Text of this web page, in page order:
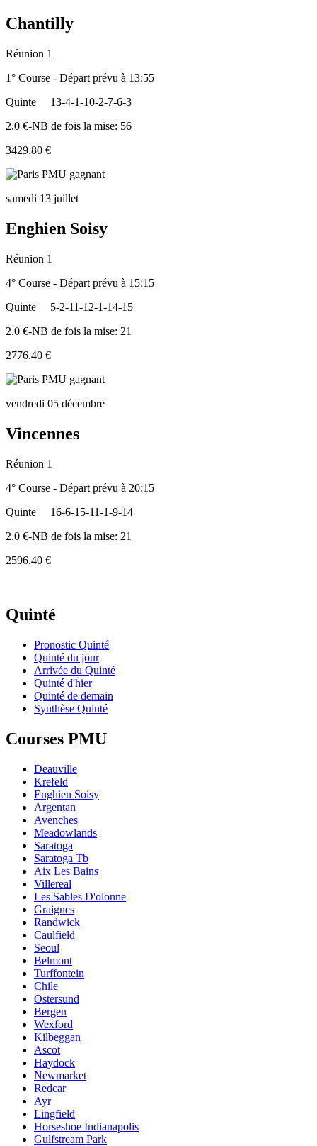
Chantilly
Réunion 1
1° Course - Départ prévu à 13:55
Quinte
13-4-1-10-2-7-6-3
2.0 €-NB de fois la mise: 56
3429.80 €
samedi 13 juillet
Enghien Soisy
Réunion 1
4° Course - Départ prévu à 15:15
Quinte
5-2-11-12-1-14-15
2.0 €-NB de fois la mise: 21
2776.40 €
vendredi 05 décembre
Vincennes
Réunion 1
4° Course - Départ prévu à 20:15
Quinte
16-6-15-11-1-9-14
2.0 €-NB de fois la mise: 21
2596.40 €
Quinté
Pronostic Quinté
Quinté du jour
Arrivée du Quinté
Quinté d'hier
Quinté de demain
Synthèse Quinté
Courses PMU
Deauville
Krefeld
Enghien Soisy
Argentan
Avenches
Meadowlands
Saratoga
Saratoga Tb
Aix Les Bains
Villereal
Les Sables D'olonne
Graignes
Randwick
Caulfield
Seoul
Belmont
Turffontein
Chile
Ostersund
Bergen
Wexford
Kilbeggan
Ascot
Haydock
Newmarket
Redcar
Ayr
Lingfield
Horseshoe Indianapolis
Gulfstream Park